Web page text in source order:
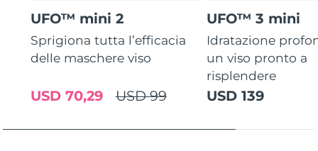
UFO™ mini 2
Sprigiona tutta l’efficacia
delle maschere viso
USD 99
USD 70,29
UFO™ 3 mini
Idratazione
un viso pronto a
risplendere
USD 139